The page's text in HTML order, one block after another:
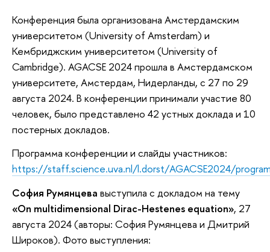
Конференция была организована Амстердамским
университетом (University of Amsterdam) и
Кембриджским университетом (University of
Cambridge). AGACSE 2024 прошла в Амстердамском
университете, Амстердам, Нидерланды, с 27 по 29
августа 2024. В конференции принимали участие 80
человек, было представлено 42 устных доклада и 10
постерных докладов.
Программа конференции и слайды участников:
https://staff.science.uva.nl/l.dorst/AGACSE2024/
София Румянцева выступила с докладом на тему
«On multidimensional Dirac-Hestenes equation», 27
августа 2024 (авторы: София Румянцева и Дмитрий
Широков). Фото выступления: